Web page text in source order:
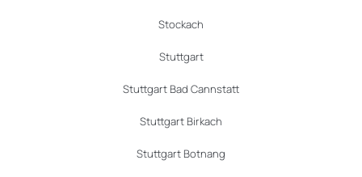
Stockach
Stuttgart
Stuttgart Bad Cannstatt
Stuttgart Birkach
Stuttgart Botnang